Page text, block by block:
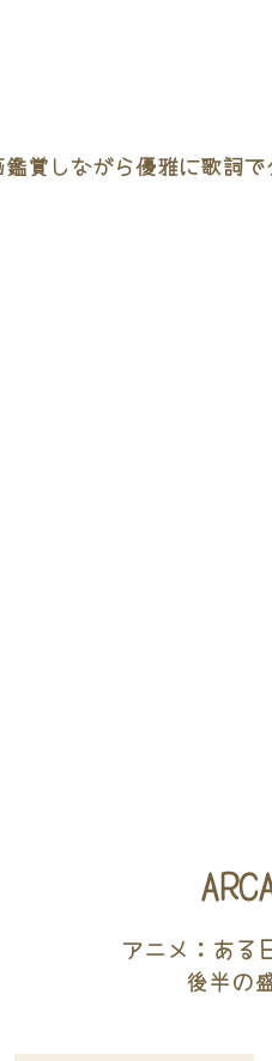
鑑賞しながら優雅に歌詞
アニメ：ある
後半の